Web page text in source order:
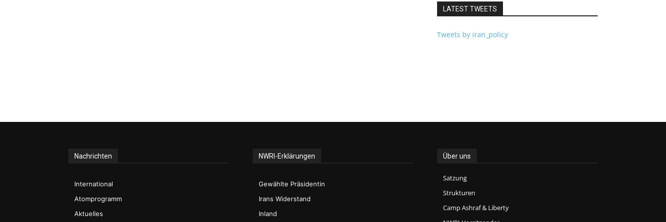
LATEST TWEETS
Tweets by iran_policy
Nachrichten
International
Atomprogramm
Aktuelles
NWRI-Erklärungen
Gewählte Präsidentin
Irans Widerstand
Inland
Über uns
Satzung
Strukturen
Camp Ashraf & Liberty